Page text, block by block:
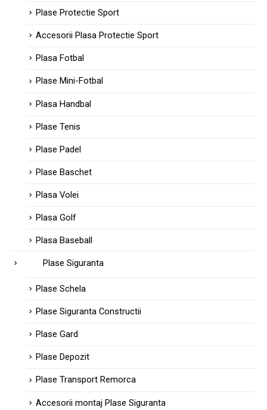
Plase Protectie Sport
Accesorii Plasa Protectie Sport
Plasa Fotbal
Plase Mini-Fotbal
Plasa Handbal
Plase Tenis
Plase Padel
Plase Baschet
Plasa Volei
Plasa Golf
Plasa Baseball
Plase Siguranta
Plase Schela
Plase Siguranta Constructii
Plase Gard
Plase Depozit
Plase Transport Remorca
Accesorii montaj Plase Siguranta